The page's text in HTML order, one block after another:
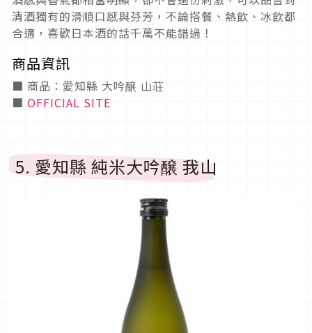
清酒獨有的滑順口感與芬芳，不論搭餐、熱飲、冰飲都
合適，喜歡日本酒的話千萬不能錯過！
商品資訊
■ 商品：愛知縣 大吟醸 山荘
■ OFFICIAL SITE
5. 愛知縣 純米大吟醸 我山